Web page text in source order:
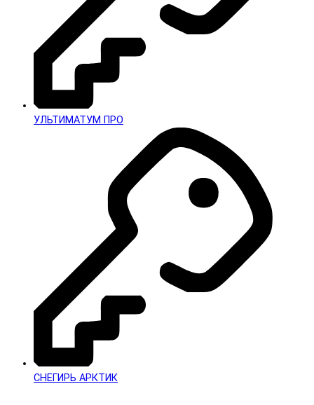
УЛЬТИМАТУМ ПРО
СНЕГИРЬ АРКТИК